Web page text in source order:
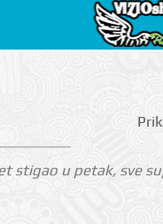
stigao u petak, sve